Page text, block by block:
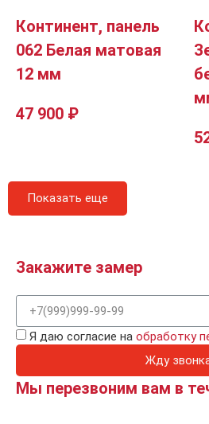
Континент, панель
062 Белая матовая
12 мм
47 900 ₽
Показать еще
Закажите замер
Я даю согласие на обработку
Жду
Мы перезвоним вам в